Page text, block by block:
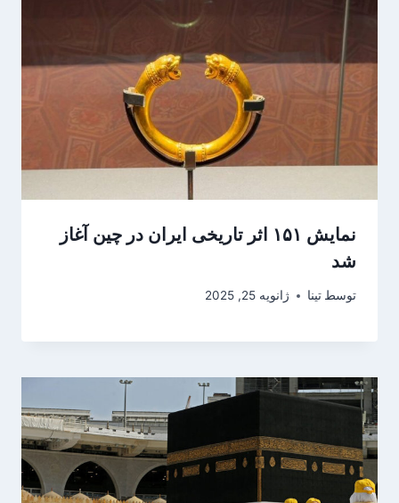
نمایش ۱۵۱ اثر تاریخی ایران در چین آغاز
شد
توسط تینا ژانویه 25, 2025